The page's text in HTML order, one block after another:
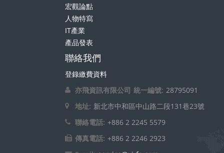
人物特寫
IT產業
產品發表
聯絡我們
登錄繳費資料
亦飛資訊有限公司
地址: 新北市中和區中山路二段131巷23號
聯絡電話: +886 2 2245 5579
傳真電話: +886 2 2246 2923
Email: service@yi-fe.com